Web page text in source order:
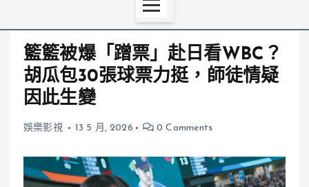
籃籃被爆「蹭票」赴日看WBC？
胡瓜包30張球票力挺，師徒情疑
因此生變
娛樂影視 13 5 月, 2026 0 Comments